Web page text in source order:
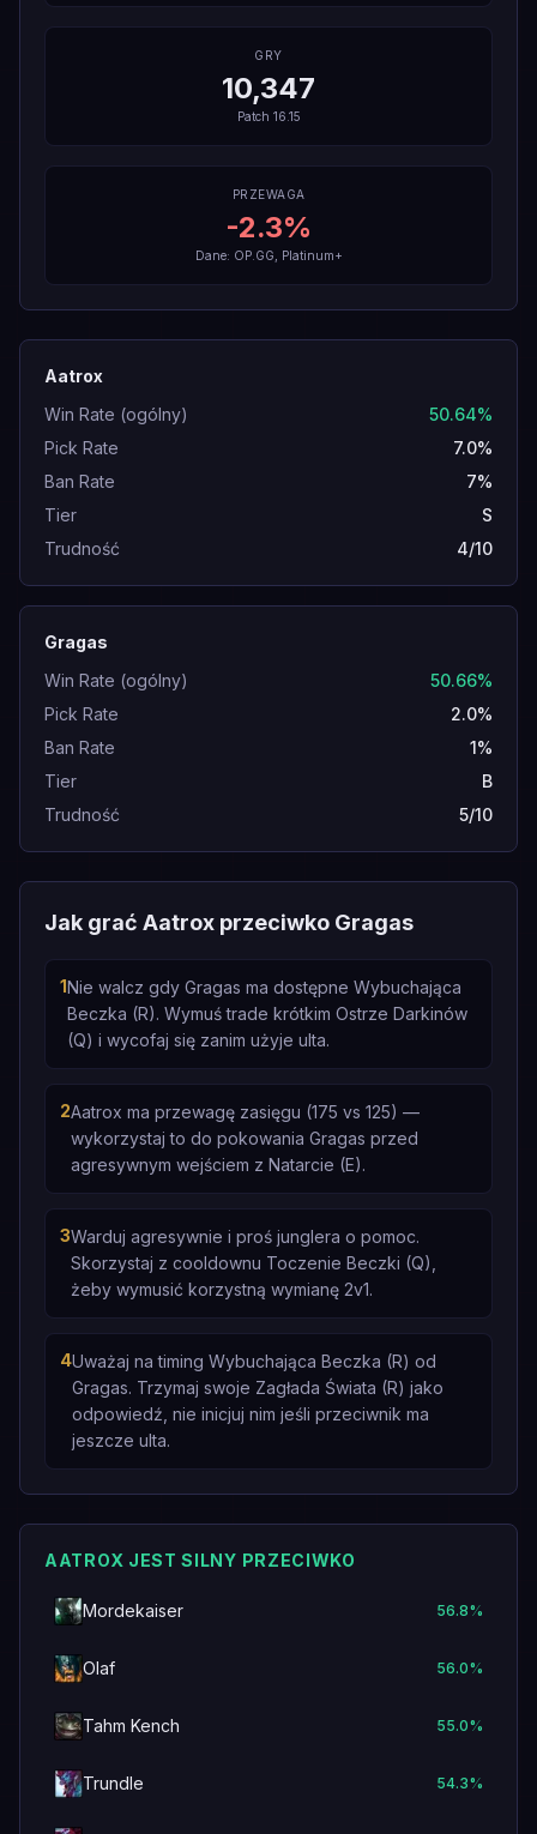
GRY
10,347
Patch 16.15
PRZEWAGA
-2.3%
Dane: OP.GG, Platinum+
Aatrox
Win Rate (ogólny)
50.64%
Pick Rate
7.0%
Ban Rate
7%
Tier
S
Trudność
4/10
Gragas
Win Rate (ogólny)
50.66%
Pick Rate
2.0%
Ban Rate
1%
Tier
B
Trudność
5/10
Jak grać Aatrox przeciwko Gragas
1Nie walcz gdy Gragas ma dostępne Wybuchająca
Beczka (R). Wymuś trade krótkim Ostrze Darkinów
(Q) i wycofaj się zanim użyje ulta.
2Aatrox ma przewagę zasięgu (175 vs 125) —
wykorzystaj to do pokowania Gragas przed
agresywnym wejściem z Natarcie (E).
3Warduj agresywnie i proś junglera o pomoc.
Skorzystaj z cooldownu Toczenie Beczki (Q),
żeby wymusić korzystną wymianę 2v1.
4Uważaj na timing Wybuchająca Beczka (R) od
Gragas. Trzymaj swoje Zagłada Świata (R) jako
odpowiedź, nie inicjuj nim jeśli przeciwnik ma
jeszcze ulta.
AATROX JEST SILNY PRZECIWKO
Mordekaiser 56.8%
Olaf 56.0%
Tahm Kench 55.0%
Trundle 54.3%